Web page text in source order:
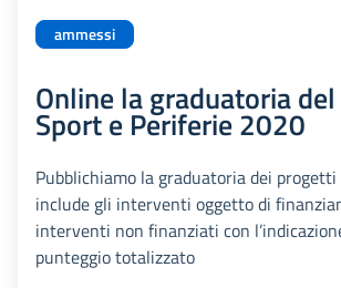
ammessi
Online la graduatoria
Sport e Periferie 2020
Pubblichiamo la graduatoria dei
include gli interventi oggetto di
interventi non finanziati con
punteggio totalizzato